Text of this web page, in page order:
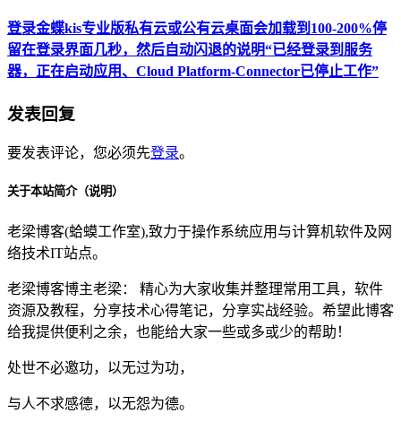
登录金蝶kis专业版私有云或公有云桌面会加载到100-200%停
留在登录界面几秒，然后自动闪退的说明“已经登录到服务
器，正在启动应用、Cloud Platform-Connector已停止工作”
发表回复
要发表评论，您必须先登录。
关于本站简介（说明）
老梁博客(蛤蟆工作室),致力于操作系统应用与计算机软件及网
络技术IT站点。
老梁博客博主老梁： 精心为大家收集并整理常用工具，软件
资源及教程，分享技术心得笔记，分享实战经验。希望此博客
给我提供便利之余，也能给大家一些或多或少的帮助！
处世不必邀功，以无过为功，
与人不求感德，以无怨为德。